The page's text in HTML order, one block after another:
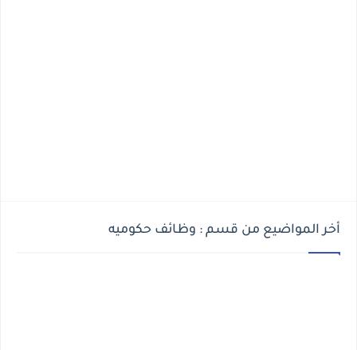
أخر المواضيع من قسم : وظائف حكوميه